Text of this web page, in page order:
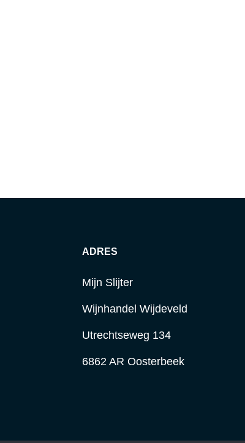
ADRES
Mijn Slijter
Wijnhandel Wijdeveld
Utrechtseweg 134
6862 AR Oosterbeek